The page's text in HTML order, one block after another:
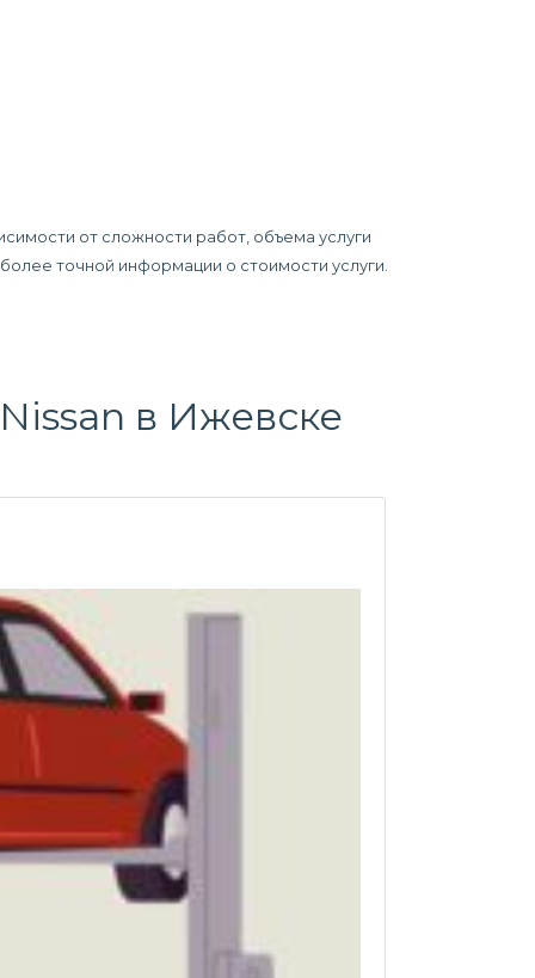
от сложности работ, объема услуги
точной информации о стоимости услуги.
в Ижевске